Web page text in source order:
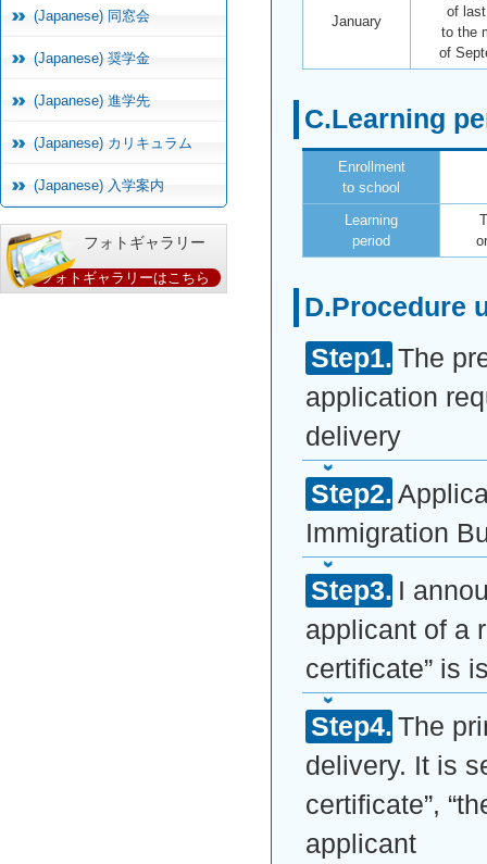
(Japanese) 同窓会
(Japanese) 奨学金
(Japanese) 進学先
(Japanese) カリキュラム
(Japanese) 入学案内
フォトギャラリー
フォトギャラリーはこちら
January
of
to the
of
C.Learning
Enrollment
to school
Learning
period
D.Procedure
The
application
delivery
Immigration
I
applicant of a
certificate” is
The
delivery. It is
certificate”,
applicant